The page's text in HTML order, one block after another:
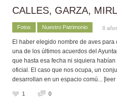
CALLES, GARZA,
Fotos Nuestro Patrimonio 8
El haber elegido nombre de aves
una de los últimos acuerdos del
que hasta esa fecha ni siquiera
oficial. El caso que nos ocupa, un
desarrollan en un espacio comú ...
1 0